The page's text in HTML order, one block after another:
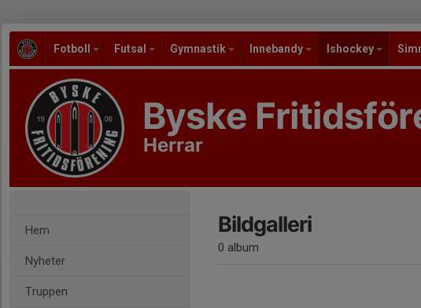
Fotboll Futsal Gymnastik Innebandy Ishockey
Byske
Herrar
Hem
Nyheter
Truppen
Bildgalleri
0 album